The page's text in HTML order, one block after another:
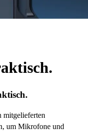
mitgelieferten
um Mikrofone und